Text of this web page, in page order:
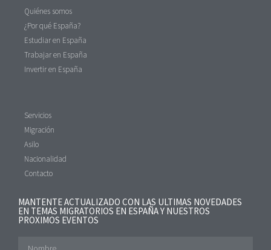
Quiénes somos
¿Por qué España?
Estudiar en España
Trabajar en España
Invertir en España
Servicios
Migración
Asilo
Nacionalidad
Contacto
MANTENTE ACTUALIZADO CON LAS ULTIMAS NOVEDADES
EN TEMAS MIGRATORIOS EN ESPAÑA Y NUESTROS
PROXIMOS EVENTOS